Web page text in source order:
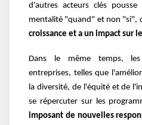
d'autres acteurs clés
mentalité "quand" et non "si",
croissance et a un impact sur
Dans le même temps,
entreprises, telles que
la diversité, de l'équité et de
se répercuter sur les
imposant de nouvelles